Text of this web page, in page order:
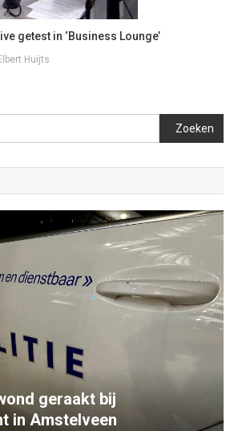
getest in ‘Business Lounge’
Huijts
Zoeken
geraakt bij
in Amstelveen